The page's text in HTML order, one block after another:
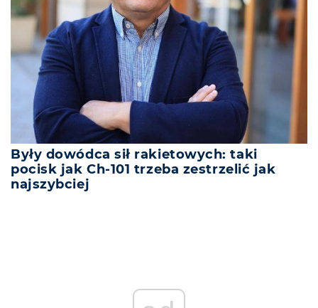
Były dowódca sił rakietowych: taki
pocisk jak Ch-101 trzeba zestrzelić jak
najszybciej